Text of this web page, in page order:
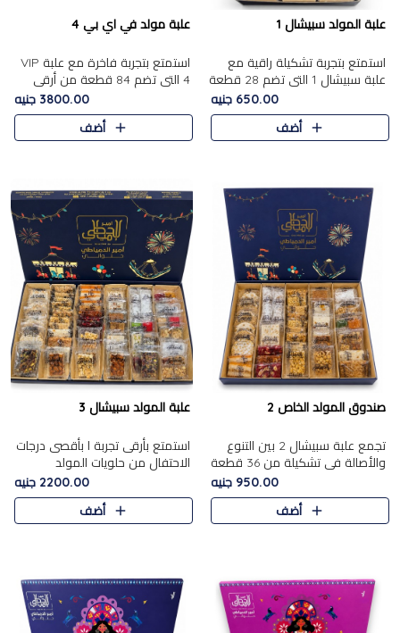
علبة المولد سبيشال 1
استمتع بتجربة تشكيلة راقية مع
علبة سبيشال 1 التي تضم 28 قطعة
من تشكيلة مختارة بعناية من أفخر
حلويات المولد المصرية الأصلية
الشرقية. تحتوي ال..
650.00 جنيه
أضف
علبة مولد في اي بي 4
استمتع بتجربة فاخرة مع علبة VIP
4 التي تضم 84 قطعة من أرقى
حلويات المولد الشرقية، في تشكيلة
غنية تجمع بين الحلويات التقليدية
والمكسرات الفاخرة. تحتوي العلبة
3800.00 جنيه
أضف
صندوق المولد الخاص 2
تجمع علبة سبيشال 2 بين التنوع
والأصالة في تشكيلة من 36 قطعة
تضم أشهر حلويات المولد الشرقية.
تحتوي العلبة على الجزرية بالفول،
والجزرية بالبن..
950.00 جنيه
أضف
علبة المولد سبيشال 3
استمتع بأرقى تجربة ا بأقصى درجات
الاحتفال من حلويات المولد
المصريه الأصيلة مع هذه الفخامة
مع علبة سبيشال 3 التي تضم 56
قطعة من تشكيلة استثن..
2200.00 جنيه
أضف